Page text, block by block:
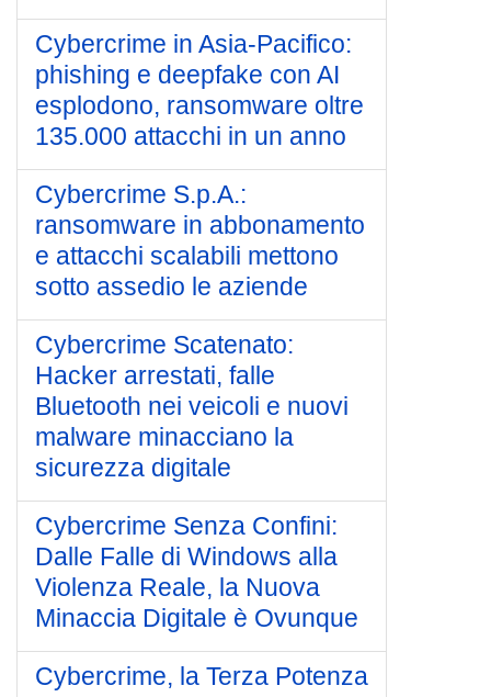
Cybercrime in Asia-Pacifico:
phishing e deepfake con AI
esplodono, ransomware oltre
135.000 attacchi in un anno
Cybercrime S.p.A.:
ransomware in abbonamento
e attacchi scalabili mettono
sotto assedio le aziende
Cybercrime Scatenato:
Hacker arrestati, falle
Bluetooth nei veicoli e nuovi
malware minacciano la
sicurezza digitale
Cybercrime Senza Confini:
Dalle Falle di Windows alla
Violenza Reale, la Nuova
Minaccia Digitale è Ovunque
Cybercrime, la Terza Potenza